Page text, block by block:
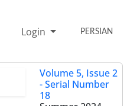
Login PERSIAN
Volume 5, Issue 2
- Serial Number
18